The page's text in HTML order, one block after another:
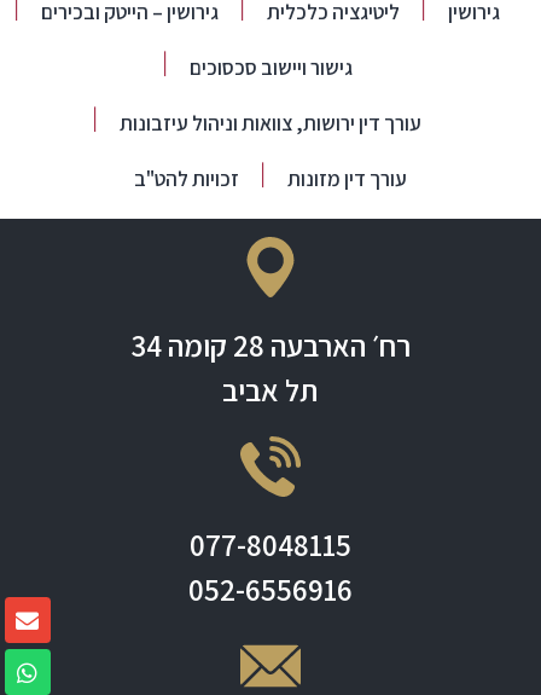
גירושין ליטיגציה כלכלית
גירושין – הייטק ובכירים
גישור ויישוב סכסוכים
עורך דין ירושות, צוואות וניהול עיזבונות
עורך דין מזונות
זכויות להט"ב
רח׳ הארבעה 28 קומה 34
תל אביב
077-8048115
052-6556916